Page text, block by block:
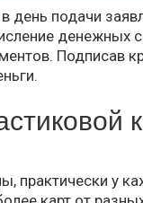
день подачи
денежных
Подписав
практически у